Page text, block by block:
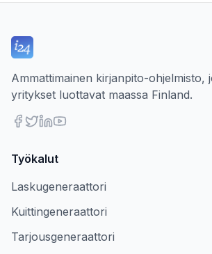
Ammattimainen kirjanpito-ohjelmisto,
yritykset luottavat maassa Finland.
Työkalut
Laskugeneraattori
Kuittingeneraattori
Tarjousgeneraattori